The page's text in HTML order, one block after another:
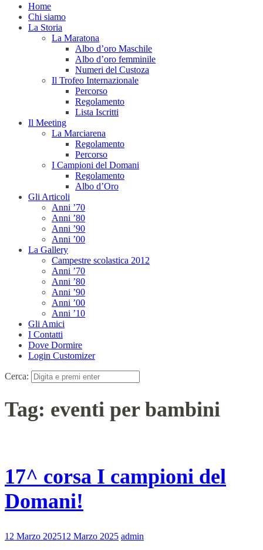
Home
Chi siamo
La Storia
La Maratona
Albo d’oro Maschile
Albo d’oro femminile
Numeri del Custoza
Il Trofeo Internazionale
Percorso
Regolamento
Lista Iscritti
Il Meeting
La Marciarena
Regolamento
Percorso
I Campioni del Domani
Regolamento
Albo d’Oro
Gli Articoli
Anni ’70
Anni ’80
Anni ’90
Anni ’00
La Gallery
Campestre scolastica 2012
Anni ’70
Anni ’80
Anni ’90
Anni ’00
Anni ’10
Gli Amici
I Contatti
Dove Dormire
Login Customizer
Cerca:
Tag: eventi per bambini
17^ corsa I campioni del
Domani!
12 Marzo 202512 Marzo 2025 admin